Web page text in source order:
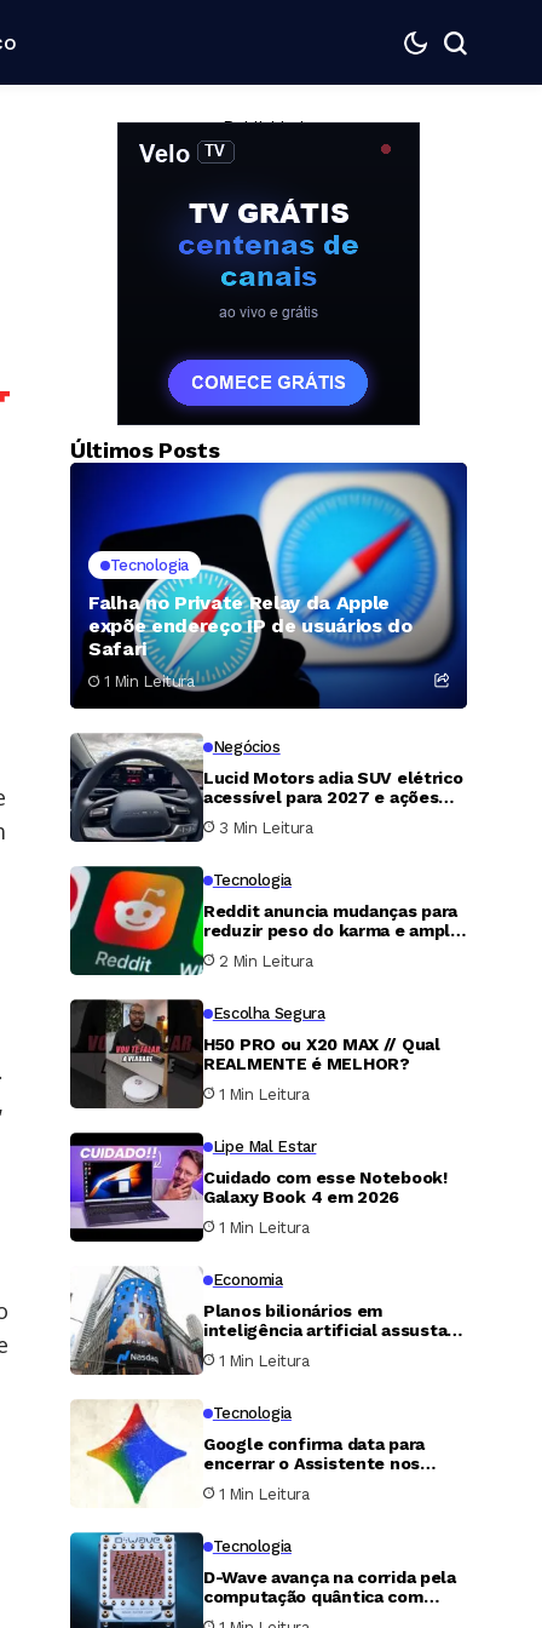
— Publicidade —
Últimos Posts
Tecnologia
Falha no Private Relay da Apple
expõe endereço IP de usuários do
Safari
1 Min Leitura
Negócios
Lucid Motors adia SUV elétrico
acessível para 2027 e ações
despencam mais de 15%
3 Min Leitura
Tecnologia
Reddit anuncia mudanças para
reduzir peso do karma e amplia
uso de inteligência artificial na
moderação
2 Min Leitura
Escolha Segura
H50 PRO ou X20 MAX // Qual
REALMENTE é MELHOR?
1 Min Leitura
Lipe Mal Estar
Cuidado com esse Notebook!
Galaxy Book 4 em 2026
1 Min Leitura
Economia
Planos bilionários em
inteligência artificial assustam
investidores em estreia da
SpaceX na bolsa
1 Min Leitura
Tecnologia
Google confirma data para
encerrar o Assistente nos
celulares e forçar migração
para o Gemini
1 Min Leitura
Tecnologia
D-Wave avança na corrida pela
computação quântica com
novo modelo de qubit